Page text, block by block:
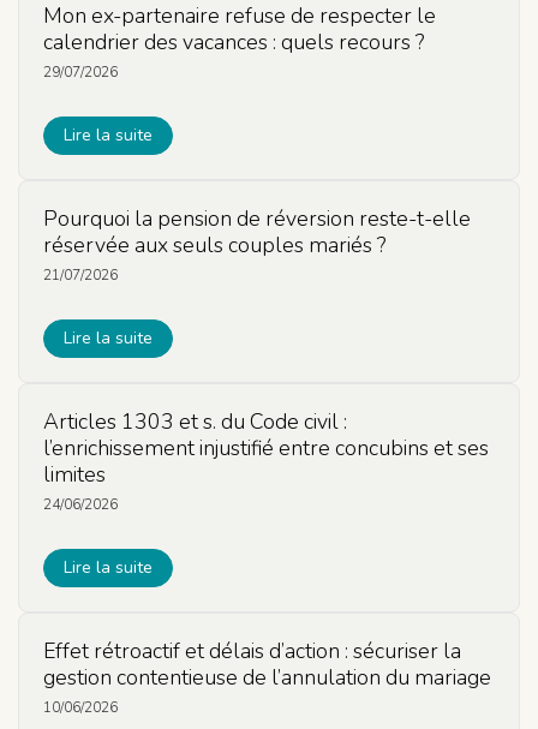
Mon ex-partenaire refuse de respecter le
calendrier des vacances : quels recours ?
29/07/2026
Lire la suite
Pourquoi la pension de réversion reste-t-elle
réservée aux seuls couples mariés ?
21/07/2026
Lire la suite
Articles 1303 et s. du Code civil :
l’enrichissement injustifié entre concubins et ses
limites
24/06/2026
Lire la suite
Effet rétroactif et délais d’action : sécuriser la
gestion contentieuse de l’annulation du mariage
10/06/2026